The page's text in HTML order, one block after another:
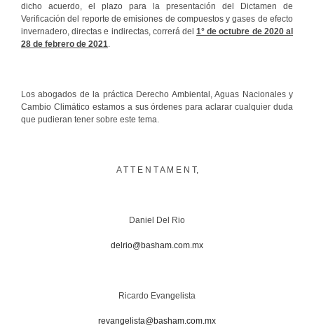
dicho acuerdo, el plazo para la presentación del Dictamen de
Verificación del reporte de emisiones de compuestos y gases de efecto
invernadero, directas e indirectas, correrá del1° de octubre de 2020 al
28 de febrero de 2021
Los abogados de la práctica Derecho Ambiental, Aguas Nacionales y
Cambio Climático estamos a sus órdenes para aclarar cualquier duda
que pudieran tener sobre este tema.
A T T E N T A M E N T,
Daniel Del Rio
delrio@basham.com.mx
Ricardo Evangelista
revangelista@basham.com.mx